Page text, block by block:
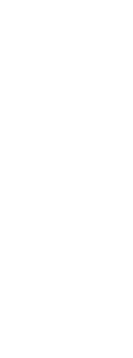
Kühlschrank